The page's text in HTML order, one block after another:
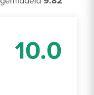
10.0